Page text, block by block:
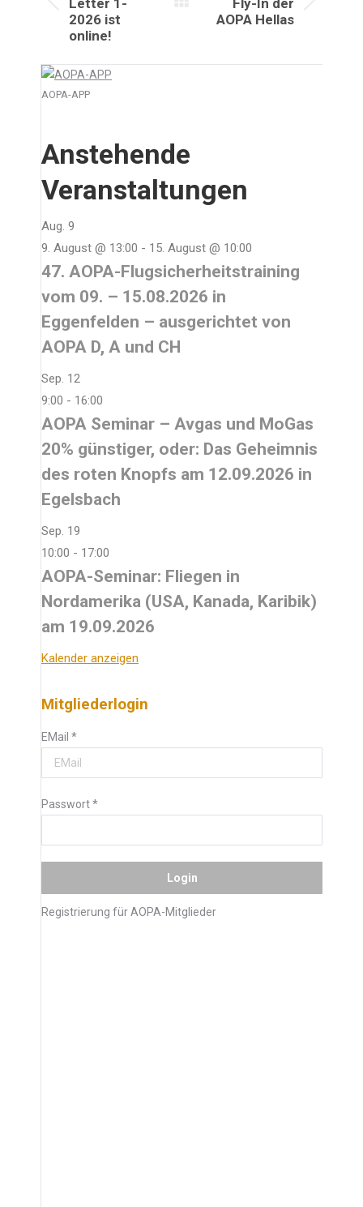
Vorheriger
Beitrag:
Letter 1-
2026 ist
online!
Nächster
Fly-In der
AOPA Hellas
AOPA-APP
Anstehende
Veranstaltungen
Aug. 9
9. August @ 13:00 - 15. August @ 10:00
47. AOPA-Flugsicherheitstraining
vom 09. – 15.08.2026 in
Eggenfelden – ausgerichtet von
AOPA D, A und CH
Sep. 12
9:00 - 16:00
AOPA Seminar – Avgas und MoGas
20% günstiger, oder: Das Geheimnis
des roten Knopfs am 12.09.2026 in
Egelsbach
Sep. 19
10:00 - 17:00
AOPA-Seminar: Fliegen in
Nordamerika (USA, Kanada, Karibik)
am 19.09.2026
Kalender anzeigen
Mitgliederlogin
EMail *
Passwort*
Registrierung für AOPA-Mitglieder